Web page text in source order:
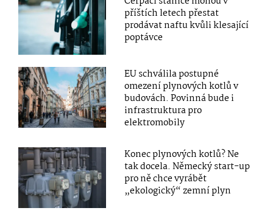
příštích letech přestat
prodávat naftu kvůli klesající
poptávce
EU schválila postupné
omezení plynových kotlů v
budovách. Povinná bude i
infrastruktura pro
elektromobily
Konec plynových kotlů? Ne
tak docela. Německý start-up
pro ně chce vyrábět
„ekologický“ zemní plyn